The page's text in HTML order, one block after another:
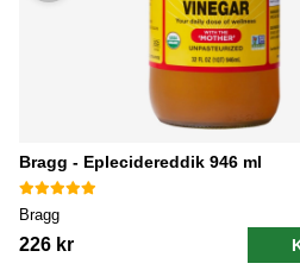
Bragg - Eplecidereddik 946 ml
Bragg
226 kr